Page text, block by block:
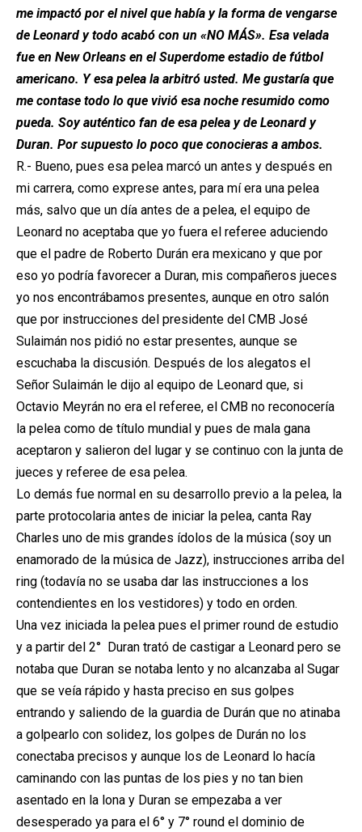
me impactó por el nivel que había y la forma de vengarse
de Leonard y todo acabó con un «NO MÁS». Esa velada
fue en New Orleans en el Superdome estadio de fútbol
americano. Y esa pelea la arbitró usted. Me gustaría que
me contase todo lo que vivió esa noche resumido como
pueda. Soy auténtico fan de esa pelea y de Leonard y
Duran. Por supuesto lo poco que conocieras a ambos.
R.- Bueno, pues esa pelea marcó un antes y después en
mi carrera, como exprese antes, para mí era una pelea
más, salvo que un día antes de a pelea, el equipo de
Leonard no aceptaba que yo fuera el referee aduciendo
que el padre de Roberto Durán era mexicano y que por
eso yo podría favorecer a Duran, mis compañeros jueces
yo nos encontrábamos presentes, aunque en otro salón
que por instrucciones del presidente del CMB José
Sulaimán nos pidió no estar presentes, aunque se
escuchaba la discusión. Después de los alegatos el
Señor Sulaimán le dijo al equipo de Leonard que, si
Octavio Meyrán no era el referee, el CMB no reconocería
la pelea como de título mundial y pues de mala gana
aceptaron y salieron del lugar y se continuo con la junta de
jueces y referee de esa pelea.
Lo demás fue normal en su desarrollo previo a la pelea, la
parte protocolaria antes de iniciar la pelea, canta Ray
Charles uno de mis grandes ídolos de la música (soy un
enamorado de la música de Jazz), instrucciones arriba del
ring (todavía no se usaba dar las instrucciones a los
contendientes en los vestidores) y todo en orden.
Una vez iniciada la pelea pues el primer round de estudio
y a partir del 2° Duran trató de castigar a Leonard pero se
notaba que Duran se notaba lento y no alcanzaba al Sugar
que se veía rápido y hasta preciso en sus golpes
entrando y saliendo de la guardia de Durán que no atinaba
a golpearlo con solidez, los golpes de Durán no los
conectaba precisos y aunque los de Leonard lo hacía
caminando con las puntas de los pies y no tan bien
asentado en la lona y Duran se empezaba a ver
desesperado ya para el 6° y 7° round el dominio de